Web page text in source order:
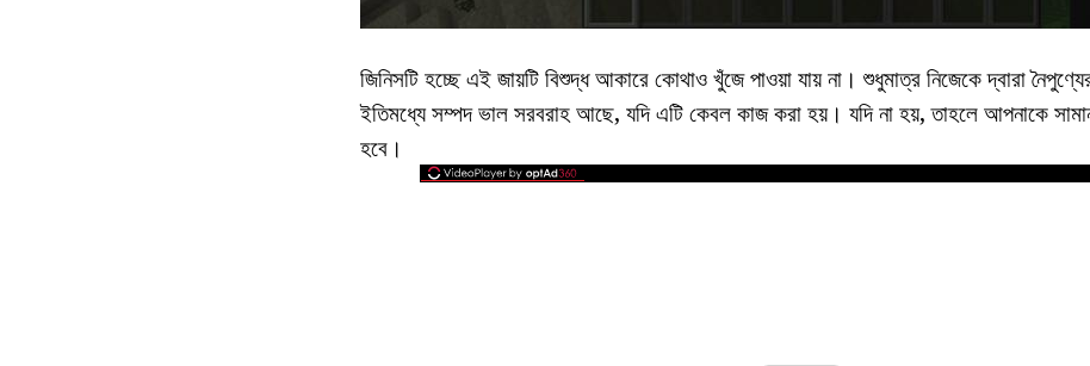
জিনিসটি হচ্ছে এই জায়টি বিশুদ্ধ আকারে কোথাও খুঁজে পাওয়া যায় না। শুধুমাত্র নিজেকে দ্বারা
ইতিমধ্যে সম্পদ ভাল সরবরাহ আছে, যদি এটি কেবল কাজ করা হয়। যদি না হয়, তাহলে আপনাকে
হবে।